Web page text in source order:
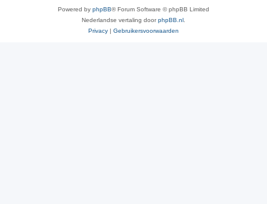
Powered by phpBB® Forum Software © phpBB Limited
Nederlandse vertaling doorphpBB.nl
Privacy | Gebruikersvoorwaarden